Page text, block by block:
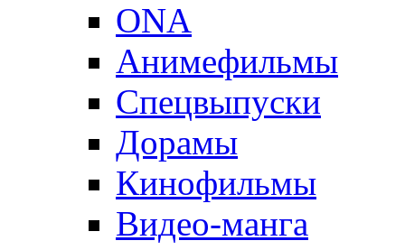
ONA
Анимефильмы
Спецвыпуски
Дорамы
Кинофильмы
Видео-манга